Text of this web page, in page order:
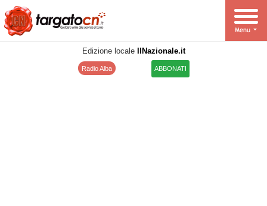
Edizione locale IlNazionale.it
Radio Alba ABBONATI